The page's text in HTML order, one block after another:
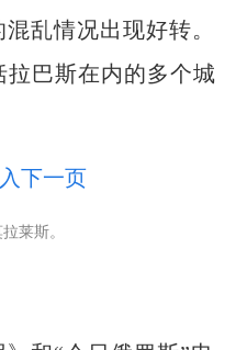
乱情况出现好转。
拉巴斯在内的多个城
莱斯。